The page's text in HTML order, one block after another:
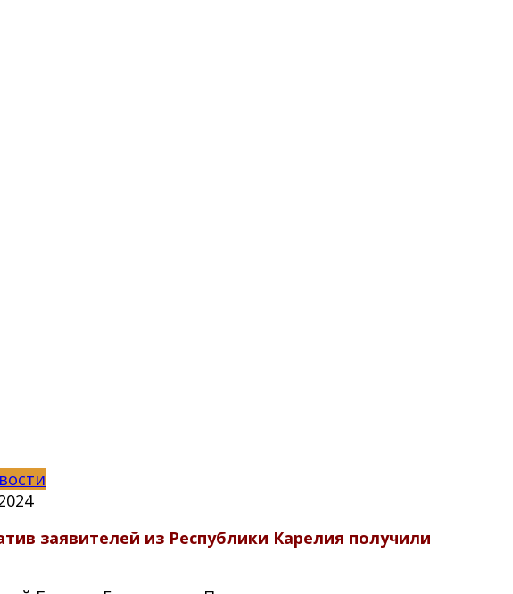
заявителей из Республики Карелия получили